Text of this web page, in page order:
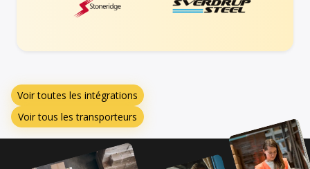
Voir toutes les intégrations
Voir tous les transporteurs